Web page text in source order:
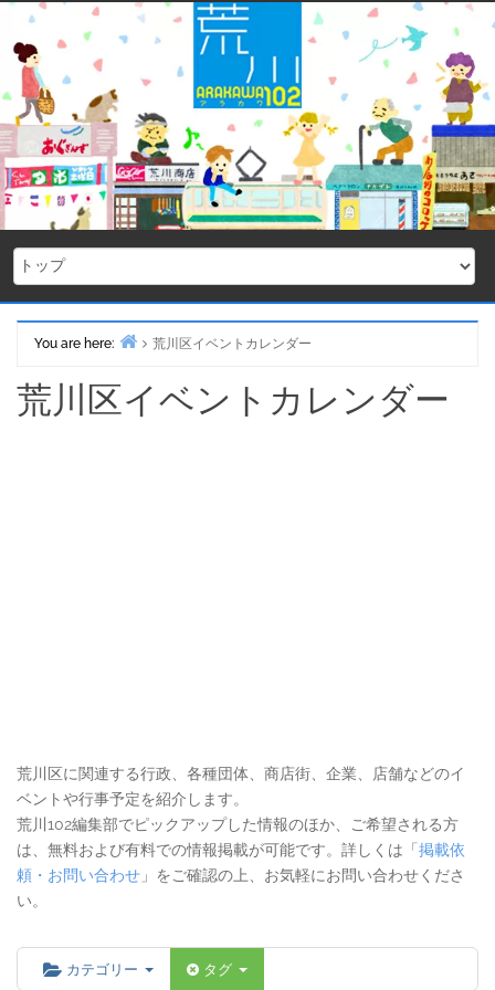
Skip
content
You are here:
荒川区イベントカレンダー
荒川区イベントカレンダー
荒川区に関連する行政、各種団体、商店街、企業、店舗などのイ
ベントや行事予定を紹介します。
荒川102編集部でピックアップした情報のほか、ご希望される方
は、無料および有料での情報掲載が可能です。詳しくは「 掲載依
頼・お問い合わせ 」をご確認の上、お気軽にお問い合わせくださ
い。
カテゴリー タグ